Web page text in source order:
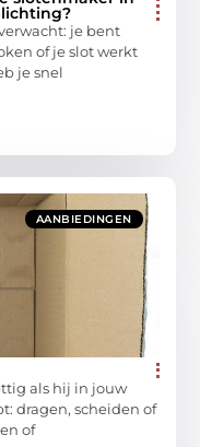
je bent
of je slot werkt
je snel
AANBIEDINGEN
als hij in jouw
dragen, scheiden of
of